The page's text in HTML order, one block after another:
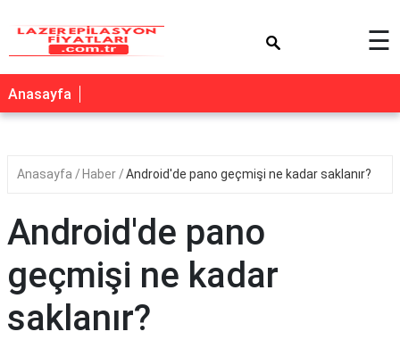
☰
Anasayfa
Anasayfa Haber Android'de pano geçmişi ne kadar saklanır?
Android'de pano
geçmişi ne kadar
saklanır?